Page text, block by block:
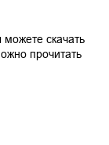
скачать
прочитать